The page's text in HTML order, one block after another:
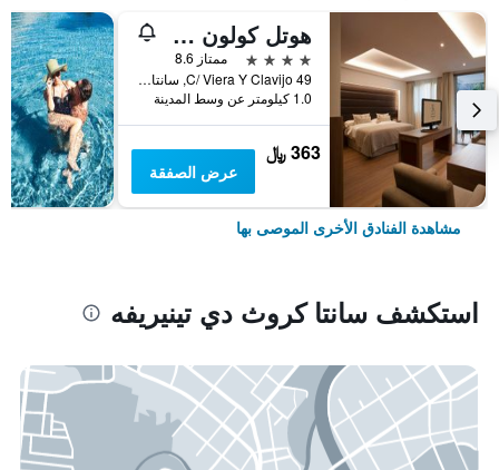
هوتل كولون رامبلا
4 نجوم
ممتاز 8.6
C/ Viera Y Clavijo 49, سانتا كروث دي تينيريفه, تنريف, أسبانيا
1.0 كيلومتر عن وسط المدينة
363 ﷼
عرض الصفقة
مشاهدة الفنادق الأخرى الموصى بها
استكشف سانتا كروث دي تينيريفه